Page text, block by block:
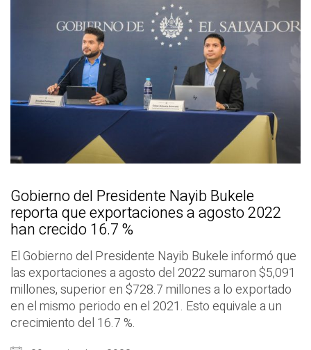
Gobierno del Presidente Nayib Bukele
reporta que exportaciones a agosto 2022
han crecido 16.7 %
El Gobierno del Presidente Nayib Bukele informó que
las exportaciones a agosto del 2022 sumaron $5,091
millones, superior en $728.7 millones a lo exportado
en el mismo periodo en el 2021. Esto equivale a un
crecimiento del 16.7 %.